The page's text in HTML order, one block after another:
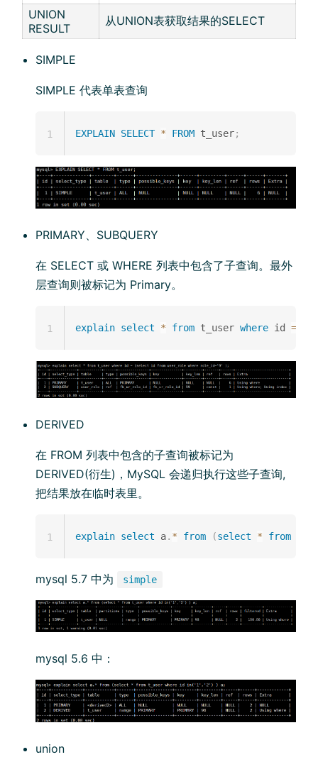
UNION
RESULT
从UNION表获取结果的SELECT
SIMPLE
SIMPLE 代表单表查询
EXPLAIN SELECT * FROM t_user;
1
PRIMARY、SUBQUERY
在 SELECT 或 WHERE 列表中包含了子查询。最外
层查询则被标记为 Primary。
explain select * from t_user where id =
1
DERIVED
在 FROM 列表中包含的子查询被标记为
DERIVED(衍生)，MySQL 会递归执行这些子查询,
把结果放在临时表里。
explain select a. * from (select * from
1
mysql 5.7 中为 simple
mysql 5.6 中：
union